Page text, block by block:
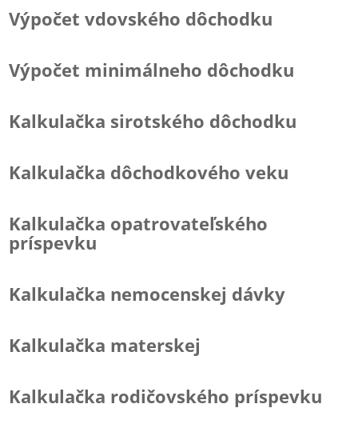
Výpočet vdovského dôchodku
Výpočet minimálneho dôchodku
Kalkulačka sirotského dôchodku
Kalkulačka dôchodkového veku
Kalkulačka opatrovateľského
príspevku
Kalkulačka nemocenskej dávky
Kalkulačka materskej
Kalkulačka rodičovského príspevku